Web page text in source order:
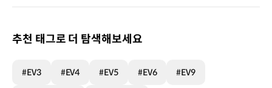
추천 태그로 더 탐색해보세요
#EV3 #EV4 #EV5 #EV6 #EV9